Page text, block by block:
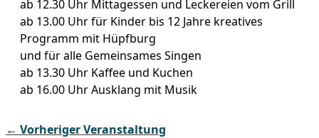
ab 12.30 Uhr Mittagessen und Leckereien vom Grill
ab 13.00 Uhr für Kinder bis 12 Jahre kreatives
Programm mit Hüpfburg
und für alle Gemeinsames Singen
ab 13.30 Uhr Kaffee und Kuchen
ab 16.00 Uhr Ausklang mit Musik
← Vorheriger Veranstaltung